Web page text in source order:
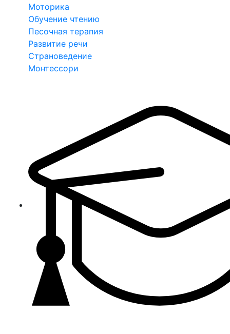
Моторика
Обучение чтению
Песочная терапия
Развитие речи
Страноведение
Монтессори